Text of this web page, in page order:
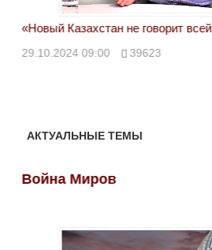
«Новый Казахстан не говорит
29.10.2024 09:00 39623
АКТУАЛЬНЫЕ ТЕМЫ
Война Миров